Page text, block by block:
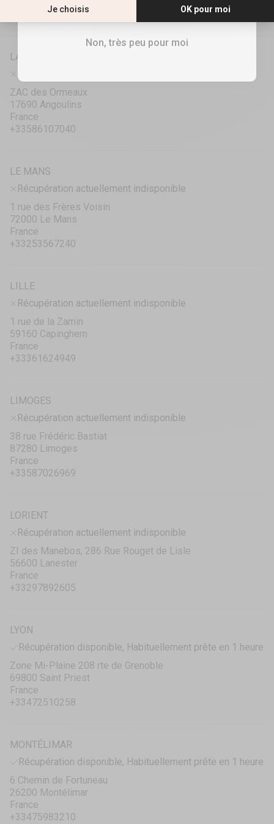
+33448190297
LA ROCHELLE
ZAC des Ormeaux
17690 Angoulins
France
+33586107040
LE MANS
Récupération actuellement indisponible
1 rue des Frères Voisin
72000 Le Mans
France
+33253567240
LILLE
Récupération actuellement indisponible
1 rue de la Zamin
59160 Capinghem
France
+33361624949
LIMOGES
Récupération actuellement indisponible
38 rue Frédéric Bastiat
87280 Limoges
France
+33587026969
LORIENT
Récupération actuellement indisponible
ZI des Manebos, 286 Rue Rouget de Lisle
56600 Lanester
France
+33297892605
LYON
Récupération disponible, Habituellement prête en 1 heure
Zone Mi-Plaine 208 rte de Grenoble
69800 Saint Priest
France
+33472510258
MONTÉLIMAR
Récupération disponible, Habituellement prête en 1 heure
6 Chemin de Fortuneau
26200 Montélimar
France
+33475983210
RECEVOIR MES 10%
Non, très peu pour moi